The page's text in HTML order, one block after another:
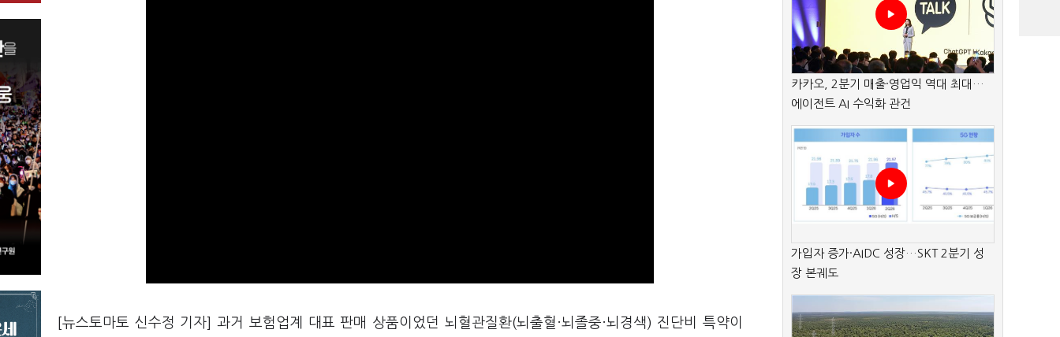
[뉴스토마토 신수정 기자] 과거 보험업계 대표 판매 상품이었던 뇌혈관질환(뇌출혈·뇌졸중·뇌경색) 진단비 특약이
카카오, 2분기 매출·영업익 역대 최대…
에이전트 AI 수익화 관건
가입자 증가·AIDC 성장…SKT 2분기 성
장 본궤도